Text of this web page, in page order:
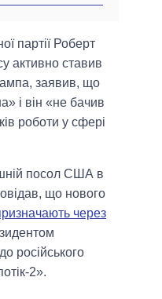
партії Роберт
активно ставив
заявив, що
і він «не бачив
роботи у сфері
посол США в
що нового
через
російського
2».